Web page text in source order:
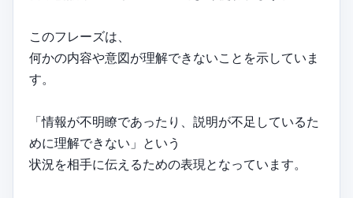
このフレーズは、
何かの内容や意図が理解できないことを示していま
す。
「情報が不明瞭であったり、説明が不足しているた
めに理解できない」という
状況を相手に伝えるための表現となっています。